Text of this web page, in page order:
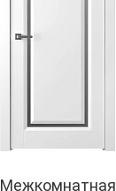
Межкомнатная